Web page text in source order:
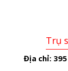
Trụ
Địa chỉ: